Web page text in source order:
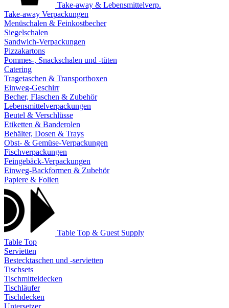
Take-away & Lebensmittelverp.
Take-away Verpackungen
Menüschalen & Feinkostbecher
Siegelschalen
Sandwich-Verpackungen
Pizzakartons
Pommes-, Snackschalen und -tüten
Catering
Tragetaschen & Transportboxen
Einweg-Geschirr
Becher, Flaschen & Zubehör
Lebensmittelverpackungen
Beutel & Verschlüsse
Etiketten & Banderolen
Behälter, Dosen & Trays
Obst- & Gemüse-Verpackungen
Fischverpackungen
Feingebäck-Verpackungen
Einweg-Backformen & Zubehör
Papiere & Folien
Table Top & Guest Supply
Table Top
Servietten
Bestecktaschen und -servietten
Tischsets
Tischmitteldecken
Tischläufer
Tischdecken